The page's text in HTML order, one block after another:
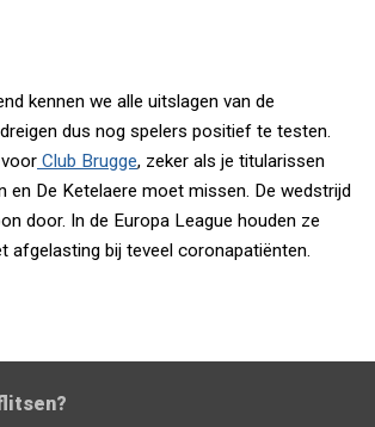
kennen we alle uitslagen van de
dus nog spelers positief te testen.
Club Brugge, zeker als je titularissen
en De Ketelaere moet missen. De wedstrijd
door. In de Europa League houden ze
afgelasting bij teveel coronapatiënten.